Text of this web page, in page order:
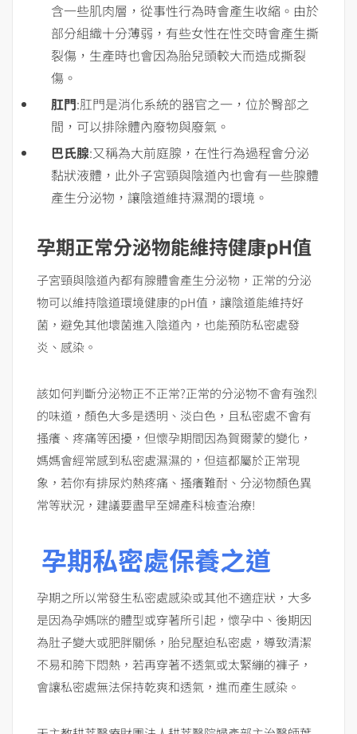
含一些肌肉層，從事性行為時會產生收縮。由於
部分組織十分薄弱，有些女性在性交時會產生撕
裂傷，生產時也會因為胎兒頭較大而造成撕裂
傷。
肛門:肛門是消化系統的器官之一，位於臀部之
間，可以排除體內廢物與廢氣。
巴氏腺:又稱為大前庭腺，在性行為過程會分泌
黏狀液體，此外子宮頸與陰道內也會有一些腺體
產生分泌物，讓陰道維持濕潤的環境。
孕期正常分泌物能維持健康pH值
子宮頸與陰道內都有腺體會產生分泌物，正常的分泌
物可以維持陰道環境健康的pH值，讓陰道能維持好
菌，避免其他壞菌進入陰道內，也能預防私密處發
炎、感染。
該如何判斷分泌物正不正常?正常的分泌物不會有強烈
的味道，顏色大多是透明、淡白色，且私密處不會有
搔癢、疼痛等困擾，但懷孕期間因為賀爾蒙的變化，
媽媽會經常感到私密處濕濕的，但這都屬於正常現
象，若你有排尿灼熱疼痛、搔癢難耐、分泌物顏色異
常等狀況，建議要盡早至婦產科檢查治療!
孕期私密處保養之道
孕期之所以常發生私密處感染或其他不適症狀，大多
是因為孕媽咪的體型或穿著所引起，懷孕中、後期因
為肚子變大或肥胖關係，胎兒壓迫私密處，導致清潔
不易和胯下悶熱，若再穿著不透氣或太緊繃的褲子，
會讓私密處無法保持乾爽和透氣，進而產生感染。